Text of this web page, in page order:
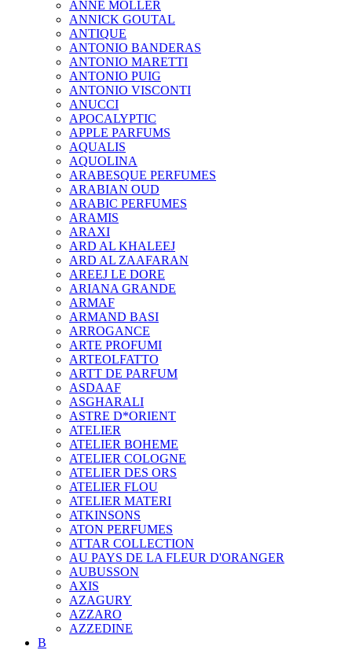
ANNE MOLLER
ANNICK GOUTAL
ANTIQUE
ANTONIO BANDERAS
ANTONIO MARETTI
ANTONIO PUIG
ANTONIO VISCONTI
ANUCCI
APOCALYPTIC
APPLE PARFUMS
AQUALIS
AQUOLINA
ARABESQUE PERFUMES
ARABIAN OUD
ARABIC PERFUMES
ARAMIS
ARAXI
ARD AL KHALEEJ
ARD AL ZAAFARAN
AREEJ LE DORE
ARIANA GRANDE
ARMAF
ARMAND BASI
ARROGANCE
ARTE PROFUMI
ARTEOLFATTO
ARTT DE PARFUM
ASDAAF
ASGHARALI
ASTRE D*ORIENT
ATELIER
ATELIER BOHEME
ATELIER COLOGNE
ATELIER DES ORS
ATELIER FLOU
ATELIER MATERI
ATKINSONS
ATON PERFUMES
ATTAR COLLECTION
AU PAYS DE LA FLEUR D'ORANGER
AUBUSSON
AXIS
AZAGURY
AZZARO
AZZEDINE
B